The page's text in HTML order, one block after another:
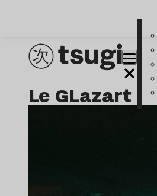
Le GLazart